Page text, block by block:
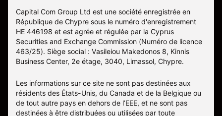
Capital Com Group Ltd est une société enregistrée en
République de Chypre sous le numéro d'enregistrement
ΗΕ 446198 et est agrée et régulée par la Cyprus
Securities and Exchange Commission (Numéro de licence
463/25). Siège social : Vasileiou Makedonos 8, Kinnis
Business Center, 2e étage, 3040, Limassol, Chypre.
Les informations sur ce site ne sont pas destinées aux
résidents des États-Unis, du Canada et de la Belgique ou
de tout autre pays en dehors de l’EEE, et ne sont pas
destinées à être distribuées ou utilisées par toute